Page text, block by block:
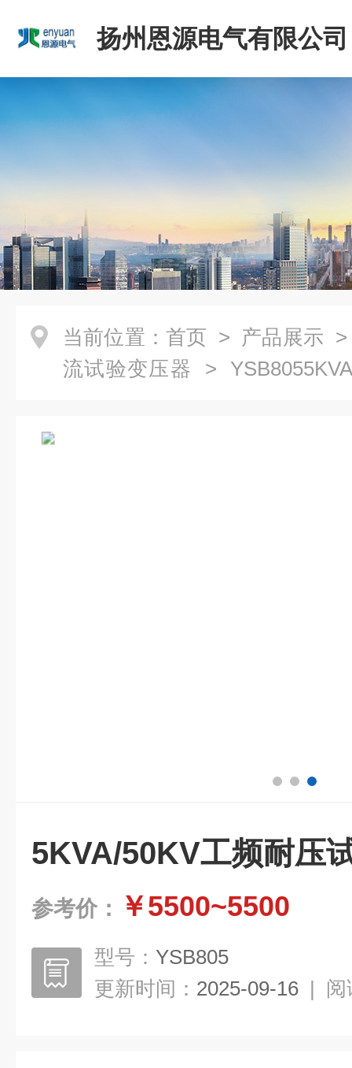
扬州恩源电气有限公司
当前位置： 首页 > 产品展示
流试验变压器 >
5KVA/50KV工频耐压
参考价： ￥5500~5500
型号： YSB805
更新时间： 2025-09-16 | 阅